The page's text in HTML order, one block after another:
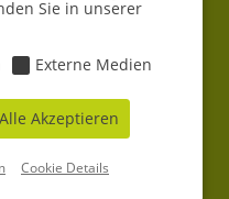
Sie in unserer
Externe Medien
Alle Akzeptieren
Cookie Details